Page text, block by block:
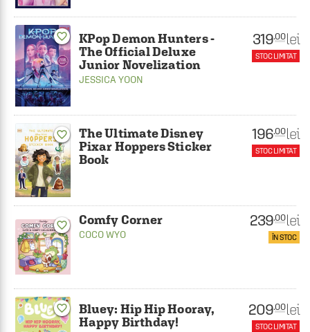
favorite_border
KPop Demon Hunters -
The Official Deluxe
Junior Novelization
JESSICA YOON
319.00 lei
STOC LIMITAT
favorite_border
The Ultimate Disney
Pixar Hoppers Sticker
Book
196.00 lei
STOC LIMITAT
favorite_border Comfy Corner
COCO WYO
239.00 lei
ÎN STOC
favorite_border
Bluey: Hip Hip Hooray,
Happy Birthday!
209.00 lei
STOC LIMITAT